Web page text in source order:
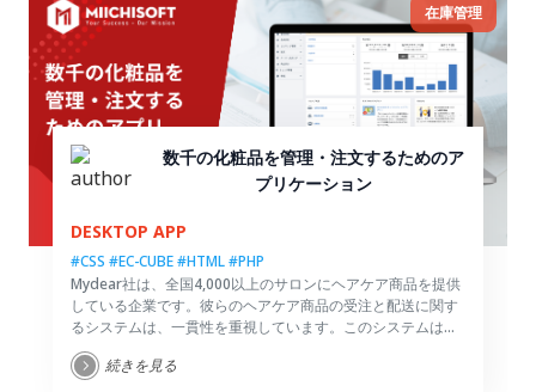
在庫管理
数千の化粧品を管理・注文するためのア
プリケーション
DESKTOP APP
#CSS #EC-CUBE#HTML#PHP
Mydear社は、全国4,000以上のサロンにヘアケア商品を提供
している企業です。彼らのヘアケア商品の受注と配送に関す
るシステムは、一貫性を重視しています。このシステムは、
科学的な注文管理システムを採用し、注文状況の統計情報を
提供し、販売管理をサポートする役割を果たしています。
続きを見る